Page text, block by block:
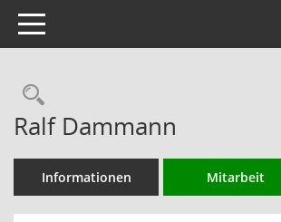
Toggle navigation
Rechercheauswahl
Ralf Dammann
Informationen Mitarbeit